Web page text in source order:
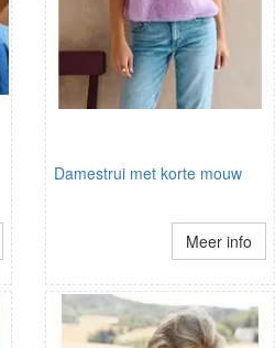
Damestrui met korte mouw
Meer info